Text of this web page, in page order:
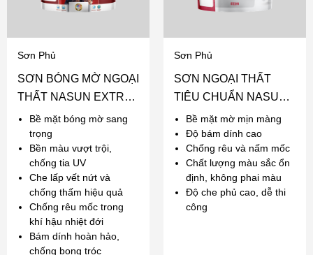
Sơn Phủ
SƠN BÓNG MỜ NGOẠI
THẤT NASUN EXTRA
PROTECT
Bề mặt bóng mờ sang
trọng
Bền màu vượt trội,
chống tia UV
Che lấp vết nứt và
chống thấm hiệu quả
Chống rêu mốc trong
khí hậu nhiệt đới
Bám dính hoàn hảo,
chống bong tróc
Sơn Phủ
SƠN NGOẠI THẤT
TIÊU CHUẨN NASUN
ECO EX
Bề mặt mờ mịn màng
Độ bám dính cao
Chống rêu và nấm mốc
Chất lượng màu sắc ổn
định, không phai màu
Độ che phủ cao, dễ thi
công